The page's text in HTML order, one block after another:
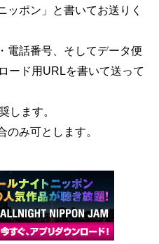
ポン」と書いてお送りく
電話番号、そしてデータ便
ード用URLを書いて送って
します。
み可とします。